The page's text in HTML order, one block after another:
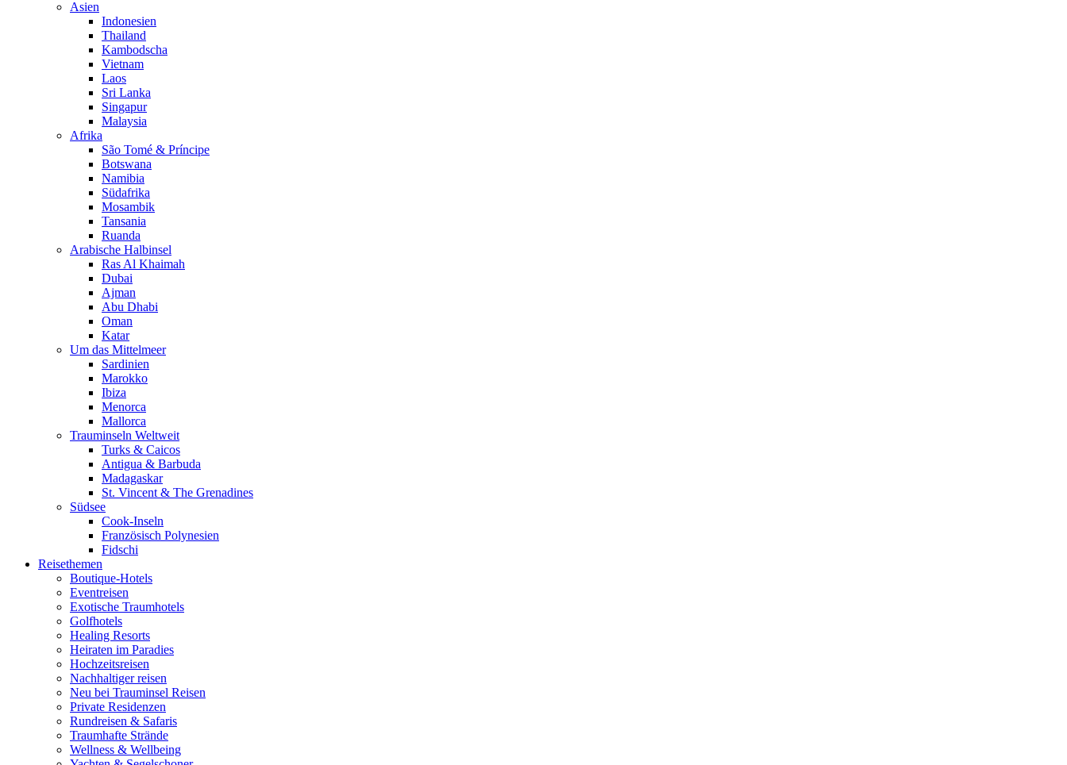
Asien
Indonesien
Thailand
Kambodscha
Vietnam
Laos
Sri Lanka
Singapur
Malaysia
Afrika
São Tomé & Príncipe
Botswana
Namibia
Südafrika
Mosambik
Tansania
Ruanda
Arabische Halbinsel
Ras Al Khaimah
Dubai
Ajman
Abu Dhabi
Oman
Katar
Um das Mittelmeer
Sardinien
Marokko
Ibiza
Menorca
Mallorca
Trauminseln Weltweit
Turks & Caicos
Antigua & Barbuda
Madagaskar
St. Vincent & The Grenadines
Südsee
Cook-Inseln
Französisch Polynesien
Fidschi
Reisethemen
Boutique-Hotels
Eventreisen
Exotische Traumhotels
Golfhotels
Healing Resorts
Heiraten im Paradies
Hochzeitsreisen
Nachhaltiger reisen
Neu bei Trauminsel Reisen
Private Residenzen
Rundreisen & Safaris
Traumhafte Strände
Wellness & Wellbeing